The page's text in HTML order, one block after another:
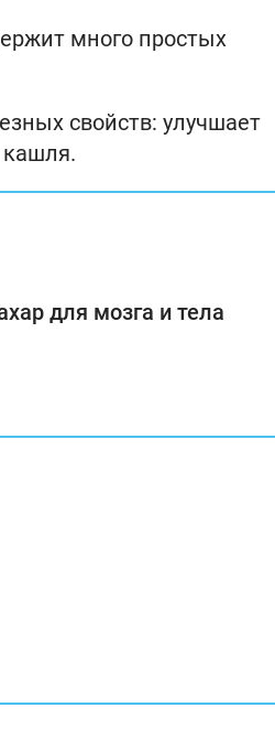
много простых
свойств: улучшает
кашля.
для мозга и тела